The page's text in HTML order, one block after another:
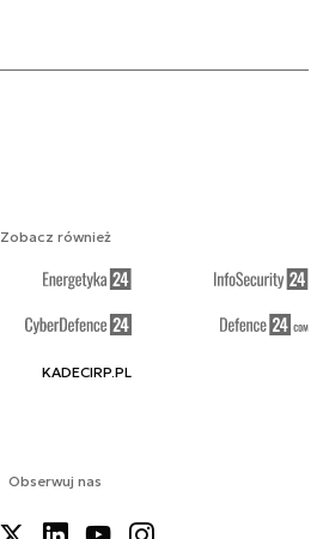
Obserwuj nas
Zobacz również
KADECIRP.PL